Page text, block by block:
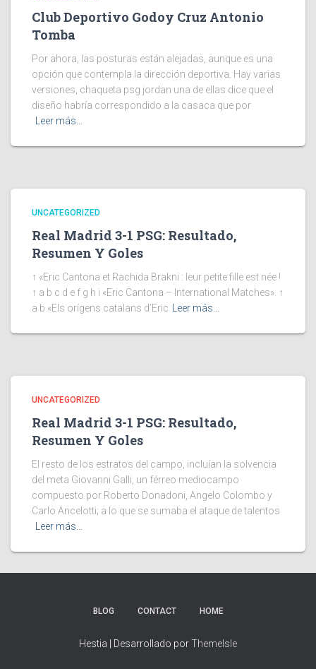
Club Deportivo Godoy Cruz Antonio
Tomba
Por ahora, las posturas están alejadas, aunque es una
opción que contempla la dirección deportiva. Hay varias
versiones, chaqueta psg jordan una de ellas dice que el
diseño habría correspondido a la casaca que por
Leer más…
UNCATEGORIZED
Real Madrid 3-1 PSG: Resultado,
Resumen Y Goles
↑ «Eric Cantona et Rachida Brakni : leur petite fille est née !
↑ a b c d e f g h i «Eric Cantona – International Matches». ↑
a b «Els orígens catalans d’Eric
Leer más…
UNCATEGORIZED
Real Madrid 3-1 PSG: Resultado,
Resumen Y Goles
El resto de los estratos del campo, incluían la solvencia
del meta Giovanni Galli, un férreo mediocampo
compuesto por Roberto Donadoni, Angelo Colombo y
Carlo Ancelotti; a lo que se sumaba el ataque de talentos
Leer más…
BLOG CONTACT HOME
Hestia | Desarrollado porThemeIsle